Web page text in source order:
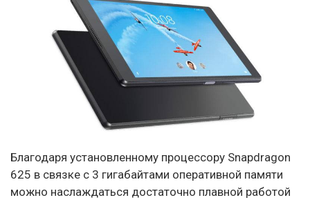
Благодаря установленному процессору Snapdragon
625 в связке с 3 гигабайтами оперативной памяти
можно наслаждаться достаточно плавной работой